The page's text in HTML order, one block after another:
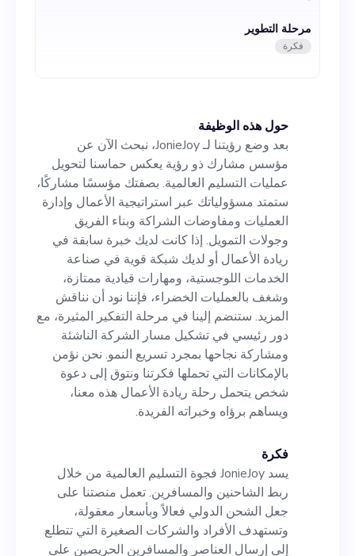
صناعة الخدمات اللوجستية،
ومهارات قيادية ممتازة، وشغف
مرحلة التفكير المثيرة، مع دور
رئيسي في تشكيل مسار الشركة
الناشئة ومشاركة نجاحها بمجرد
تسريع النمو. نحن نؤمن بالإمكانات
التي تحملها فكرتنا ونتوق إلى
دعوة شخص يتحمل رحلة ريادة
الأعمال هذه معنا، ويساهم برؤاه
وخبراته الفريدة.
حول هذه الوظيفة
بعد وضع رؤيتنا لـ JonieJoy، نبحث الآن عن
مؤسس مشارك ذو رؤية يعكس حماسنا لتحويل
عمليات التسليم العالمية. بصفتك مؤسسًا مشاركًا،
ستمتد مسؤولياتك عبر استراتيجية الأعمال وإدارة
العمليات ومفاوضات الشراكة وبناء الفريق
وجولات التمويل. إذا كانت لديك خبرة سابقة في
ريادة الأعمال أو لديك شبكة قوية في صناعة
الخدمات اللوجستية، ومهارات قيادية ممتازة،
وشغف بالعمليات الخضراء، فإننا نود أن نناقش
المزيد. ستنضم إلينا في مرحلة التفكير المثيرة، مع
دور رئيسي في تشكيل مسار الشركة الناشئة
ومشاركة نجاحها بمجرد تسريع النمو. نحن نؤمن
بالإمكانات التي تحملها فكرتنا ونتوق إلى دعوة
شخص يتحمل رحلة ريادة الأعمال هذه معنا،
ويساهم برؤاه وخبراته الفريدة.
فكرة
يسد JonieJoy فجوة التسليم العالمية من خلال
ربط الشاحنين والمسافرين. تعمل منصتنا على
جعل الشحن الدولي فعالاً وبأسعار معقولة،
وتستهدف الأفراد والشركات الصغيرة التي تتطلع
إلى إرسال العناصر والمسافرين الحريصين على
مرحلة التطوير
فكرة